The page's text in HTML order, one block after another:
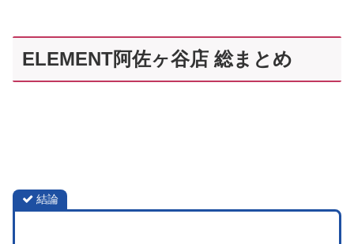
ELEMENT阿佐ヶ谷店 総まとめ
結論